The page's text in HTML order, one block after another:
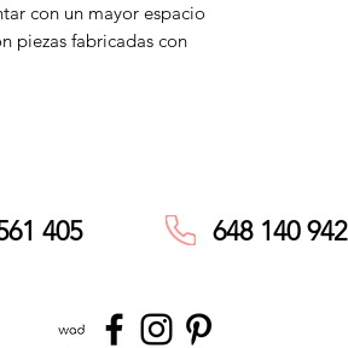
con un mayor espacio
piezas fabricadas con
405 648 140 942